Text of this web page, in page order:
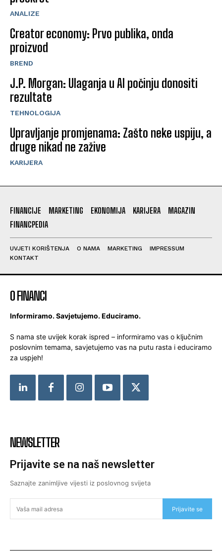
ANALIZE
Creator economy: Prvo publika, onda
proizvod
BREND
J.P. Morgan: Ulaganja u AI počinju donositi
rezultate
TEHNOLOGIJA
Upravljanje promjenama: Zašto neke uspiju, a
druge nikad ne zažive
KARIJERA
FINANCIJE MARKETING EKONOMIJA KARIJERA
MAGAZIN
FINANCPEDIA
UVJETI KORIŠTENJA O NAMA MARKETING
IMPRESSUM
KONTAKT
O FINANCI
Informiramo. Savjetujemo. Educiramo.
S nama ste uvijek korak ispred – informiramo vas o ključnim
poslovnim temama, savjetujemo vas na putu rasta i educiramo
za uspjeh!
NEWSLETTER
Prijavite se na naš newsletter
Saznajte zanimljive vijesti iz poslovnog svijeta
Prijavite se